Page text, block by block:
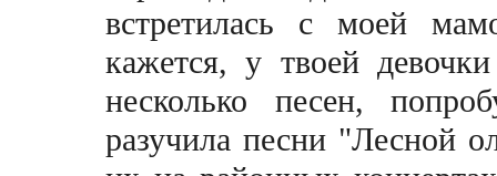
встретилась с моей
кажется, у твоей
несколько песен,
разучила песни "Лесной